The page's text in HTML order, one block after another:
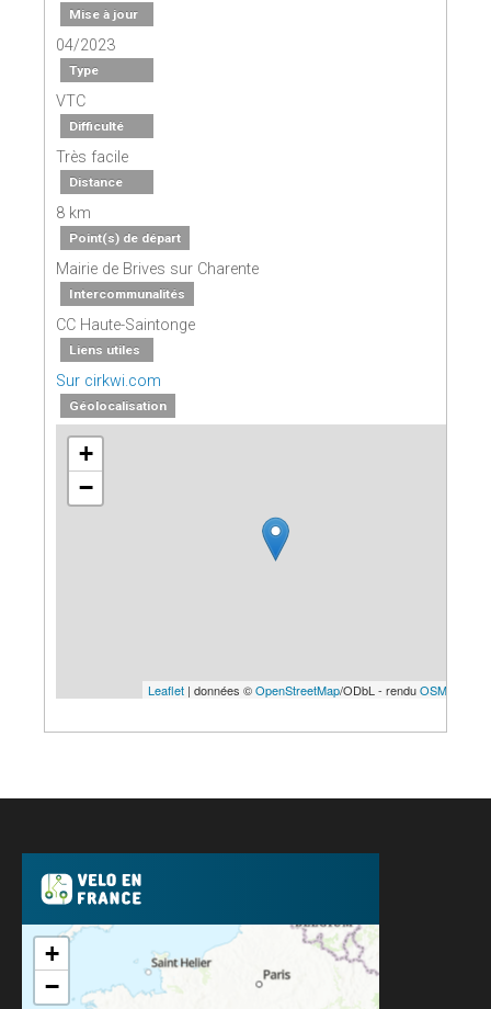
Mise à jour
04/2023
Type
VTC
Difficulté
Très facile
Distance
8 km
Point(s) de départ
Mairie de Brives sur Charente
Intercommunalités
CC Haute-Saintonge
Liens utiles
Sur cirkwi.com
Géolocalisation
+
−
Leaflet | données ©OpenStreetMap/ODbL - renduOSM France